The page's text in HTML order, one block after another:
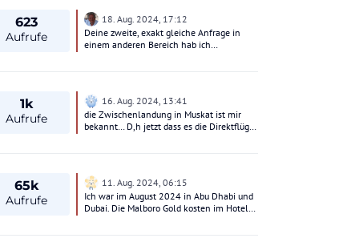
623
Aufrufe
18. Aug. 2024, 17:12
Deine zweite, exakt gleiche Anfrage in
einem anderen Bereich hab ich
insgesamt, Eure Ansprüche sind eine
andere Geschichte, die kann man dann im
Verhältnis zum Budget ganz gut
beurteilen/einstufen -----Und dann fallen
1k
Aufrufe
16. Aug. 2024, 13:41
die Zwischenlandung in Muskat ist mir
bekannt… D,h jetzt dass es die Direktflüge
65k
Aufrufe
11. Aug. 2024, 06:15
Ich war im August 2024 in Abu Dhabi und
Dubai. Die Malboro Gold kosten im Hotel